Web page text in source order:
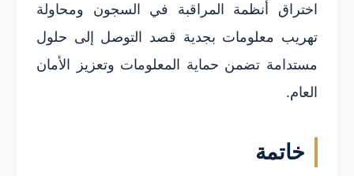
اختراق أنظمة المراقبة في السجون ومحاولة
تهريب معلومات بجدية قصد التوصل إلى حلول
مستدامة تضمن حماية المعلومات وتعزيز الأمان
العام.
خاتمة